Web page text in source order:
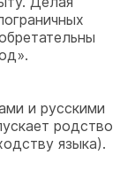
и русскими
родство
языка).